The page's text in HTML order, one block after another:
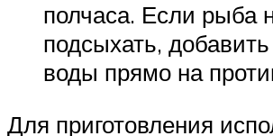
полчаса. Если рыба
подсыхать,
воды прямо на
Для приготовления